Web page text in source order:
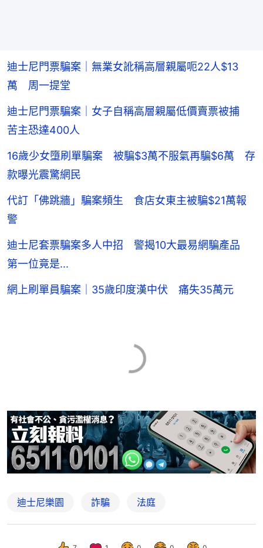
迪士尼門票騙案｜無業女訛稱高層親屬呃22人$13
萬 周一提堂
迪士尼門票騙案｜女子自稱高層親屬低價賣票被捕
苦主恐達400人
16歲少女墮刷單騙案 被騙$3萬不服氣再騙$6萬 存
款曝光震驚網民
代訂「佛跳牆」騙案頻生 食店女東主被騙$21萬報
警
迪士尼套票騙案多人中招 警揭10大最易網騙產品
第一位竟是...
網上刷單員騙案｜35歲印度漢中伏 痛失35萬元
迪士尼樂園 詐騙 法庭